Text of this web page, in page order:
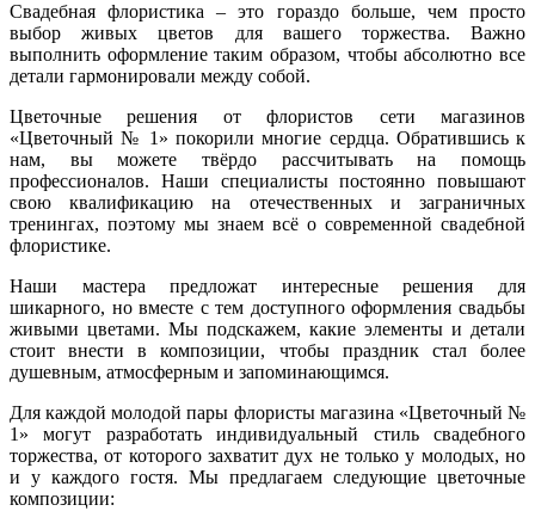
Свадебная флористика – это гораздо больше, чем просто
выбор живых цветов для вашего торжества. Важно
выполнить оформление таким образом, чтобы абсолютно все
детали гармонировали между собой.
Цветочные решения от флористов сети магазинов
«Цветочный № 1» покорили многие сердца. Обратившись к
нам, вы можете твёрдо рассчитывать на помощь
профессионалов. Наши специалисты постоянно повышают
свою квалификацию на отечественных и заграничных
тренингах, поэтому мы знаем всё о современной свадебной
флористике.
Наши мастера предложат интересные решения для
шикарного, но вместе с тем доступного оформления свадьбы
живыми цветами. Мы подскажем, какие элементы и детали
стоит внести в композиции, чтобы праздник стал более
душевным, атмосферным и запоминающимся.
Для каждой молодой пары флористы магазина «Цветочный №
1» могут разработать индивидуальный стиль свадебного
торжества, от которого захватит дух не только у молодых, но
и у каждого гостя. Мы предлагаем следующие цветочные
композиции: